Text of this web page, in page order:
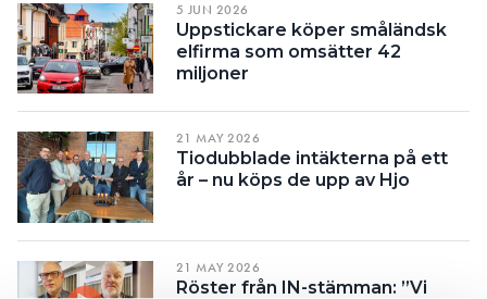
Annonsera
Läs E-tidningen
Om tidningen
Kontakt
Personuppgifter
Search for:
5 JUN 2026
Uppstickare köper småländsk
elfirma som omsätter 42
miljoner
21 MAY 2026
Tiodubblade intäkterna på ett
år – nu köps de upp av Hjo
21 MAY 2026
Röster från IN-stämman: ”Vi